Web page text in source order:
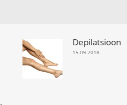
Depilatsioon
15.09.2018